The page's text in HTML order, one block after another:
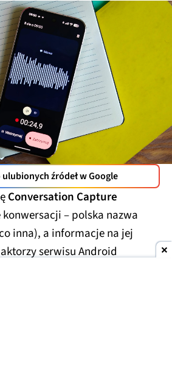
ulubionych źródeł w Google
Conversation Capture
– polska nazwa
inna), a informacje na jej
serwisu Android